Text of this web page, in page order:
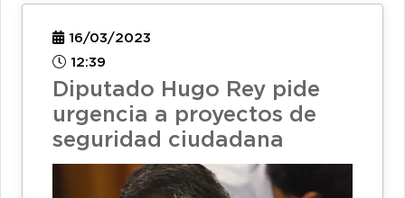
16/03/2023
12:39
Diputado Hugo Rey pide
urgencia a proyectos de
seguridad ciudadana